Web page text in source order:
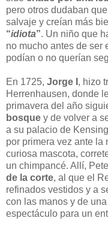
pero otros dudaban
salvaje y creían más
“idiota”. Un niño que
no mucho antes de ser
podían o no querían
En 1725, Jorge I , hizo
Herrenhausen, donde
primavera del año
bosque y de volver a
a su palacio de
por primera vez ante la
curiosa mascota,
un chimpancé. Allí,
de la corte, al que el
refinados vestidos y a
con las manos y de
espectáculo para un